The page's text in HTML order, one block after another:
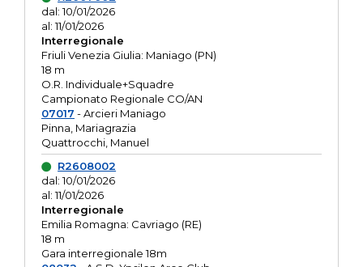
dal: 10/01/2026
al: 11/01/2026
Interregionale
Friuli Venezia Giulia: Maniago (PN)
18 m
O.R. Individuale+Squadre
Campionato Regionale CO/AN
07017 - Arcieri Maniago
Pinna, Mariagrazia
Quattrocchi, Manuel
R2608002
dal: 10/01/2026
al: 11/01/2026
Interregionale
Emilia Romagna: Cavriago (RE)
18 m
Gara interregionale 18m